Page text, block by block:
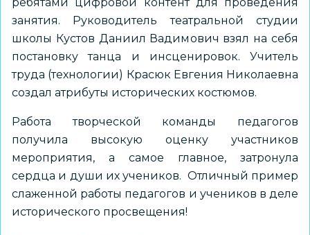
занятия. Руководитель театральной студии
школы Кустов Даниил Вадимович взял на себя
постановку танца и инсценировок. Учитель
труда (технологии) Красюк Евгения Николаевна
создал атрибуты исторических костюмов.
Работа творческой команды педагогов
получила высокую оценку участников
мероприятия, а самое главное, затронула
сердца и души их учеников. Отличный пример
слаженной работы педагогов и учеников в деле
исторического просвещения!